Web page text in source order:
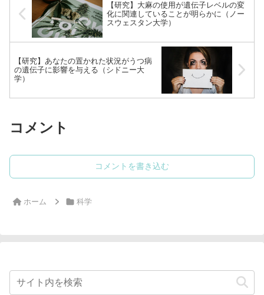
【研究】大麻の使用が遺伝子レベルの変
化に関連していることが明らかに（ノー
スウェスタン大学）
【研究】あなたの置かれた状況がうつ病
の遺伝子に影響を与える（シドニー大
学）
コメント
コメントを書き込む
ホーム 科学